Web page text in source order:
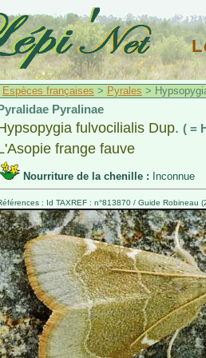
Espèces françaises > Pyrales >
Pyralinae
fulvocilialis Dup. ( =
frange fauve
Nourriture de la chenille : Inconnue
: Id TAXREF : n°813870 / Guide Robineau